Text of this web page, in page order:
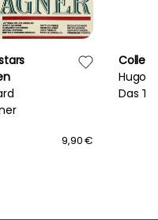
9,90 €
Hugo
Das